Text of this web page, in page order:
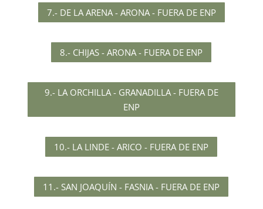
7.- DE LA ARENA - ARONA - FUERA DE ENP
8.- CHIJAS - ARONA - FUERA DE ENP
9.- LA ORCHILLA - GRANADILLA - FUERA DE
ENP
10.- LA LINDE - ARICO - FUERA DE ENP
11.- SAN JOAQUÍN - FASNIA - FUERA DE ENP